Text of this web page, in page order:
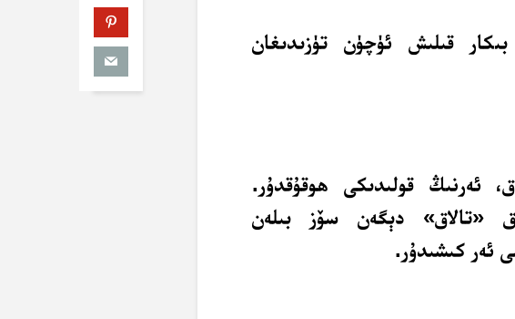
قىلىش ئۈچۈن تۈزىدىغان
ئەرنىڭ قولىدىكى ھوقۇقدۇر.
«تالاق» دېگەن سۆز بىلەن
ئەر كىشىدۇر.